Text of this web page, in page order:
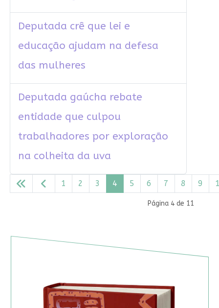
Deputada crê que lei e
educação ajudam na defesa
das mulheres
Deputada gaúcha rebate
entidade que culpou
trabalhadores por exploração
na colheita da uva
Página 4 de 11
1 2 3 4 5 6 7 8 9